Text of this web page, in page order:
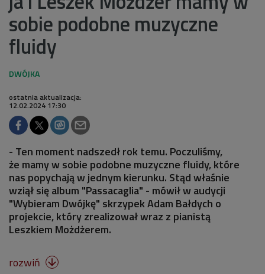
sobie podobne muzyczne
fluidy
ostatnia aktualizacja:
12.02.2024 17:30
- Ten moment nadszedł rok temu. Poczuliśmy,
że mamy w sobie podobne muzyczne fluidy, które
nas popychają w jednym kierunku. Stąd właśnie
wziął się album "Passacaglia" - mówił w audycji
"Wybieram Dwójkę" skrzypek Adam Bałdych o
projekcie, który zrealizował wraz z pianistą
Leszkiem Możdżerem.
rozwiń 